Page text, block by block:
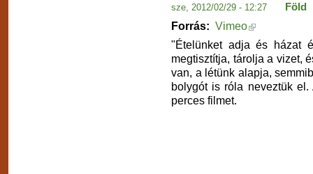
sze, 2012/02/29 - 12:27 Föld
Forrás: Vimeo
"Ételünket adja és házat
megtisztítja, tárolja a vizet,
van, a létünk alapja,
bolygót is róla neveztük
perces filmet.